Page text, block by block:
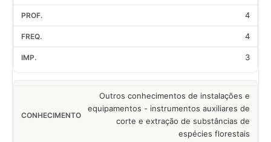
4
4
3
Outros conhecimentos de instalações e
equipamentos - instrumentos auxiliares de
corte e extração de substâncias de
espécies florestais